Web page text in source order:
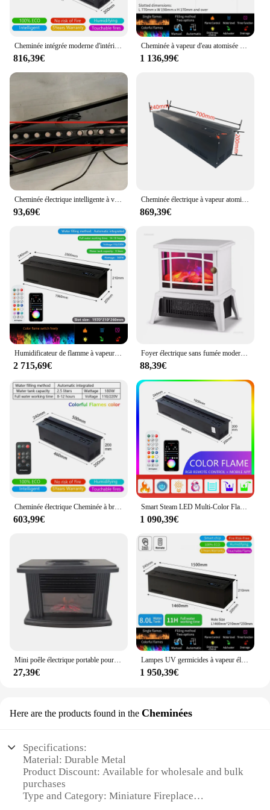
816,39€ 1 136,99€
93,69€
Cheminée électrique à vapeur atomisée intelligente, maison intelligente, flammes simples 3D, vapeur d'eau intérieure, décorative
869,39€
2 715,69€
Foyer électrique sans fumée moderne, cheminée à flamme de simulation 3D, chauffage domestique réglable, multi-vitesses, salon
88,39€
603,99€
Smart Steam LED Multi-Color Flame TV Décoration Humidificateur Cheminée Intégrée Bois de Chauffage Popping Sound APP Contrôle 3D Vapeur d'eau Cheminée Électrique Brume de Cheminée
1 090,39€
Mini poêle électrique portable pour cheminée, radiateurs électriques décoratifs, brittop, espace intérieur, 1000W
27,39€
Lampes UV germicides à vapeur électrique pour cheminée, vapeur d'eau atomisée 3D, support de télévision, humidificateur d'inserts, décor de salon
1 950,39€
Here are the products found in the Cheminées
Specifications:
Material: Durable Metal
Product Discount: Available for wholesale and bulk
purchases
Type and Category: Miniature Fireplace